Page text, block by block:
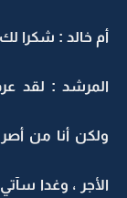
أم خالد : شكرا
المرشد : لقد
ولكن أنا من
الأجر ، وغدا